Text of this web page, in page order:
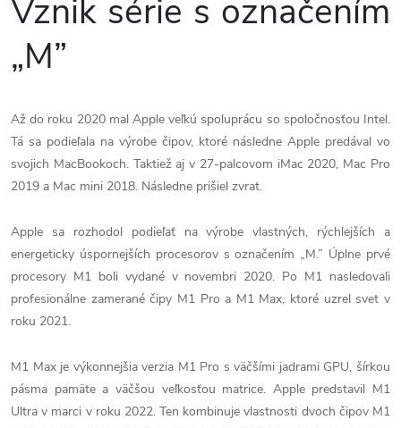
Vznik série s označením
„M”
Až do roku 2020 mal Apple veľkú spoluprácu so spoločnosťou Intel.
Tá sa podieľala na výrobe čipov, ktoré následne Apple predával vo
svojich MacBookoch. Taktiež aj v 27-palcovom iMac 2020, Mac Pro
2019 a Mac mini 2018. Následne prišiel zvrat.
Apple sa rozhodol podieľať na výrobe vlastných, rýchlejších a
energeticky úspornejších procesorov s označením „M.” Úplne prvé
procesory M1 boli vydané v novembri 2020. Po M1 nasledovali
profesionálne zamerané čipy M1 Pro a M1 Max, ktoré uzrel svet v
roku 2021.
M1 Max je výkonnejšia verzia M1 Pro s väčšími jadrami GPU, šírkou
pásma pamäte a väčšou veľkosťou matrice. Apple predstavil M1
Ultra v marci v roku 2022. Ten kombinuje vlastnosti dvoch čipov M1